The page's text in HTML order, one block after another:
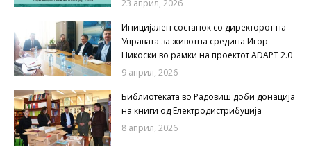
23 април, 2026
Иницијален состанок со директорот на
Управата за животна средина Игор
Никоски во рамки на проектот ADAPT 2.0
9 април, 2026
Библиотеката во Радовиш доби донација
на книги од Електродистрибуција
8 април, 2026